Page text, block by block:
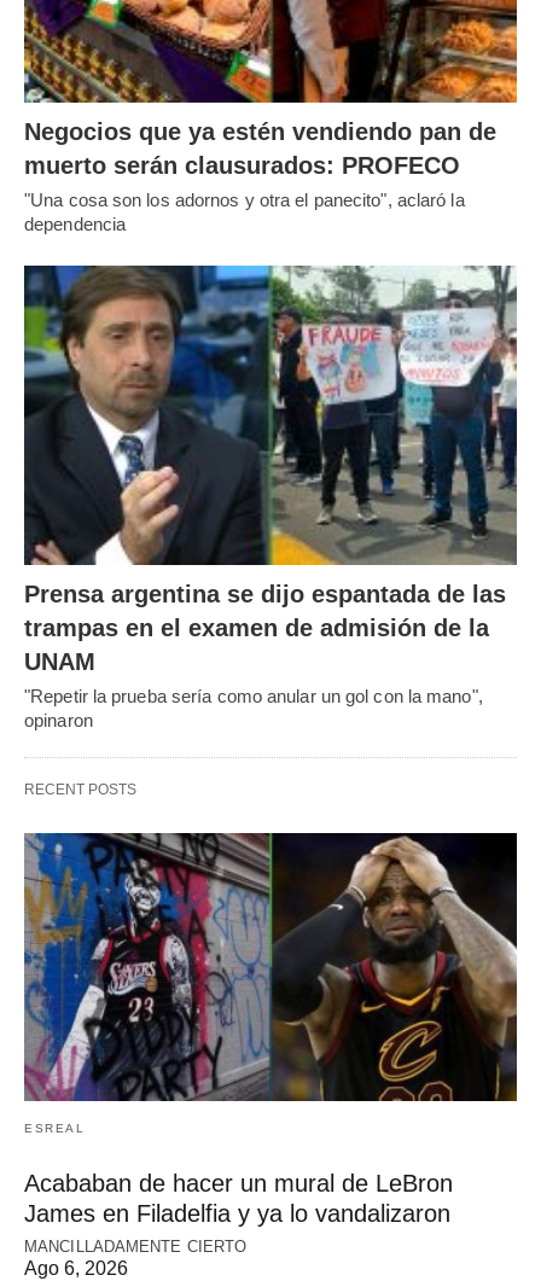
Negocios que ya estén vendiendo pan de
muerto serán clausurados: PROFECO
"Una cosa son los adornos y otra el panecito", aclaró la
dependencia
Prensa argentina se dijo espantada de las
trampas en el examen de admisión de la
UNAM
"Repetir la prueba sería como anular un gol con la mano",
opinaron
RECENT POSTS
ESREAL
Acababan de hacer un mural de LeBron
James en Filadelfia y ya lo vandalizaron
MANCILLADAMENTE CIERTO
Ago 6, 2026